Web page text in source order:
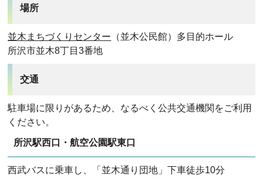
場所
並木まちづくりセンター （並木公民館）多目的ホール
所沢市並木8丁目3番地
交通
駐車場に限りがあるため、なるべく公共交通機関をご利用
ください。
所沢駅西口・航空公園駅東口
西武バスに乗車し、「並木通り団地」下車徒歩10分